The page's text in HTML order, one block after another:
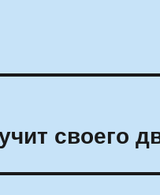
своего